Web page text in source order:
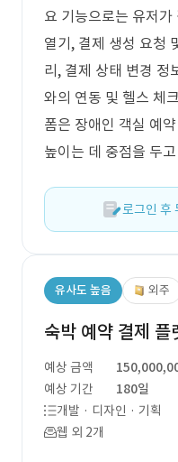
요 기능으로는 유저
열기, 결제 생성 요청
리, 결제 상태 변경 정
와의 연동 및 헬스 체
폼은 장애인 객실 예
높이는 데 중점을 두
로그인 후
유사도 높음 외주
숙박 예약 결제
예상 금액
예상 기간
180일
개발 · 디자인 · 기획
웹 외 2개